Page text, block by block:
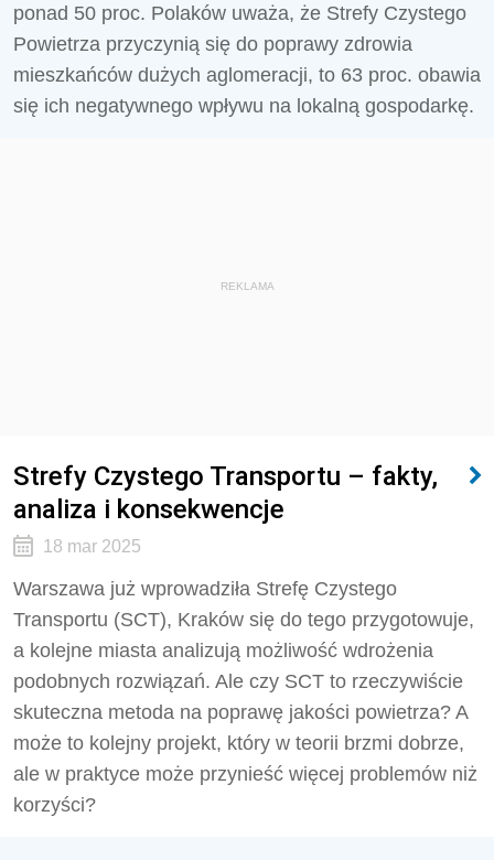
ponad 50 proc. Polaków uważa, że Strefy Czystego
Powietrza przyczynią się do poprawy zdrowia
mieszkańców dużych aglomeracji, to 63 proc. obawia
się ich negatywnego wpływu na lokalną gospodarkę.
REKLAMA
Strefy Czystego Transportu – fakty,
analiza i konsekwencje
18 mar 2025
Warszawa już wprowadziła Strefę Czystego
Transportu (SCT), Kraków się do tego przygotowuje,
a kolejne miasta analizują możliwość wdrożenia
podobnych rozwiązań. Ale czy SCT to rzeczywiście
skuteczna metoda na poprawę jakości powietrza? A
może to kolejny projekt, który w teorii brzmi dobrze,
ale w praktyce może przynieść więcej problemów niż
korzyści?